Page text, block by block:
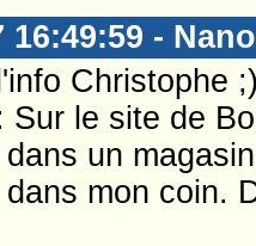
16:49:59 -
Christophe
Sur le site de
un
mon coin.